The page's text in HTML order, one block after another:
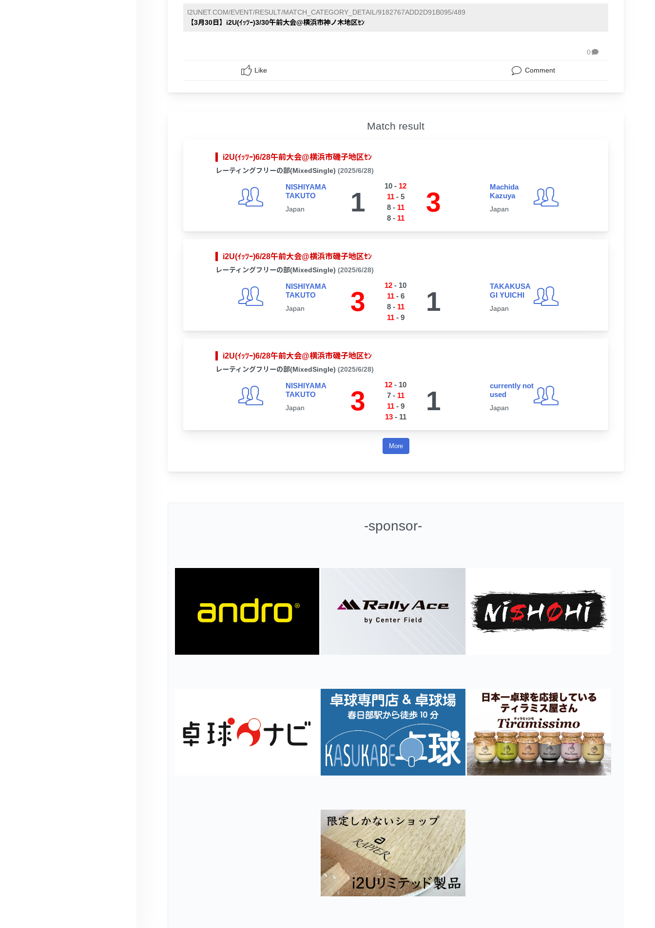
I2UNET.COM/EVENT/RESULT/MATCH_CATEGORY_DETAIL/9182767ADD2D91B095/489
【3月30日】i2U(ｲｯﾂｰ)3/30午前大会@横浜市神ノ木地区ｾﾝ
0
Like Comment
Match result
i2U(ｲｯﾂｰ)6/28午前大会@横浜市磯子地区ｾﾝ
レーティングフリーの部(MixedSingle) (2025/6/28)
NISHIYAMA
TAKUTO
Japan 1
10 - 12
11- 5
8- 11
8- 11
3
Machida
Kazuya
Japan
i2U(ｲｯﾂｰ)6/28午前大会@横浜市磯子地区ｾﾝ
レーティングフリーの部(MixedSingle) (2025/6/28)
NISHIYAMA
TAKUTO
Japan 3
12 - 10
11- 6
8- 11
11- 9
1
TAKAKUSA
GI YUICHI
Japan
i2U(ｲｯﾂｰ)6/28午前大会@横浜市磯子地区ｾﾝ
レーティングフリーの部(MixedSingle) (2025/6/28)
NISHIYAMA
TAKUTO
Japan 3
12 - 10
7- 11
11- 9
13- 11
1
currently not
used
Japan
More
-sponsor-